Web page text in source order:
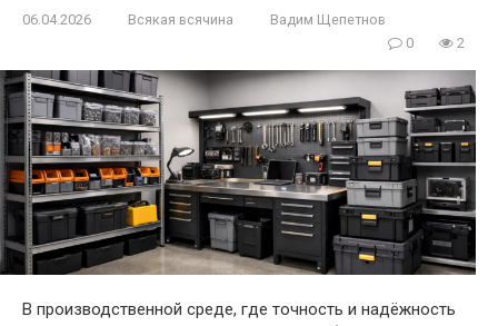
06.04.2026 Всякая всячина
Вадим Щепетнов
0
2
В производственной среде, где точность и надёжность